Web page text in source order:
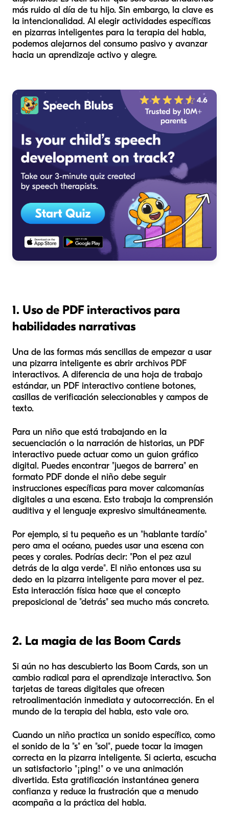
más ruido al día de tu hijo. Sin embargo, la clave es
la intencionalidad. Al elegir actividades específicas
en pizarras inteligentes para la terapia del habla,
podemos alejarnos del consumo pasivo y avanzar
hacia un aprendizaje activo y alegre.
1. Uso de PDF interactivos para
habilidades narrativas
Una de las formas más sencillas de empezar a usar
una pizarra inteligente es abrir archivos PDF
interactivos. A diferencia de una hoja de trabajo
estándar, un PDF interactivo contiene botones,
casillas de verificación seleccionables y campos de
texto.
Para un niño que está trabajando en la
secuenciación o la narración de historias, un PDF
interactivo puede actuar como un guion gráfico
digital. Puedes encontrar "juegos de barrera" en
formato PDF donde el niño debe seguir
instrucciones específicas para mover calcomanías
digitales a una escena. Esto trabaja la comprensión
auditiva y el lenguaje expresivo simultáneamente.
Por ejemplo, si tu pequeño es un "hablante tardío"
pero ama el océano, puedes usar una escena con
peces y corales. Podrías decir: "Pon el pez azul
detrás de la alga verde". El niño entonces usa su
dedo en la pizarra inteligente para mover el pez.
Esta interacción física hace que el concepto
preposicional de "detrás" sea mucho más concreto.
2. La magia de las Boom Cards
Si aún no has descubierto las Boom Cards, son un
cambio radical para el aprendizaje interactivo. Son
tarjetas de tareas digitales que ofrecen
retroalimentación inmediata y autocorrección. En el
mundo de la terapia del habla, esto vale oro.
Cuando un niño practica un sonido específico, como
el sonido de la "s" en "sol", puede tocar la imagen
correcta en la pizarra inteligente. Si acierta, escucha
un satisfactorio "¡ping!" o ve una animación
divertida. Esta gratificación instantánea genera
confianza y reduce la frustración que a menudo
acompaña a la práctica del habla.